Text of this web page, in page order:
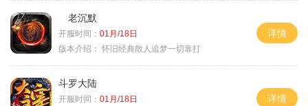
老沉默
开服时间： 01月/18日
版本介绍： 怀旧经典散人追梦一切靠打
详情
斗罗大陆
开服时间： 01月/18日
详情